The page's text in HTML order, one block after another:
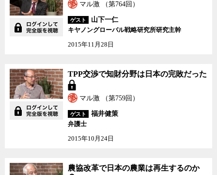
マル激 （第764回）
ゲスト
山下一仁
キヤノングローバル戦略研究所研究主幹
2015年11月28日
TPP交渉で知財分野は日本の完敗だった
マル激 （第759回）
ゲスト
福井健策
弁護士
2015年10月24日
農協改革で日本の農業は再生するのか